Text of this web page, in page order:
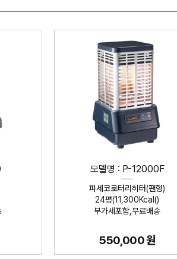
모델명 : P-12000F
파세코로터리히터(팬형)
24평(11,300Kcal()
부가세포함,무료배송
550,000 원